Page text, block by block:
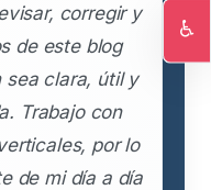
corregir y
de este blog
sea clara, útil y
Trabajo con
por lo
de mi día a día
♿